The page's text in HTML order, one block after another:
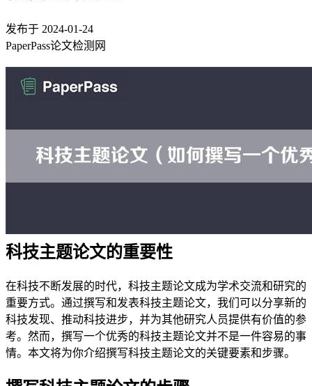
发布于 2024-01-24
PaperPass论文检测网
科技主题论文的重要性
在科技不断发展的时代，科技主题论文成为学术交流和研究的
重要方式。通过撰写和发表科技主题论文，我们可以分享新的
科技发现、推动科技进步，并为其他研究人员提供有价值的参
考。然而，撰写一个优秀的科技主题论文并不是一件容易的事
情。本文将为你介绍撰写科技主题论文的关键要素和步骤。